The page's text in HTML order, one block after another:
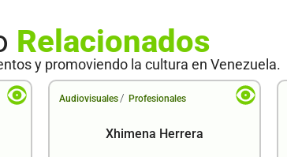
Relacionados
y promoviendo la cultura en Venezuela.
Audiovisuales / Profesionales
Xhimena Herrera